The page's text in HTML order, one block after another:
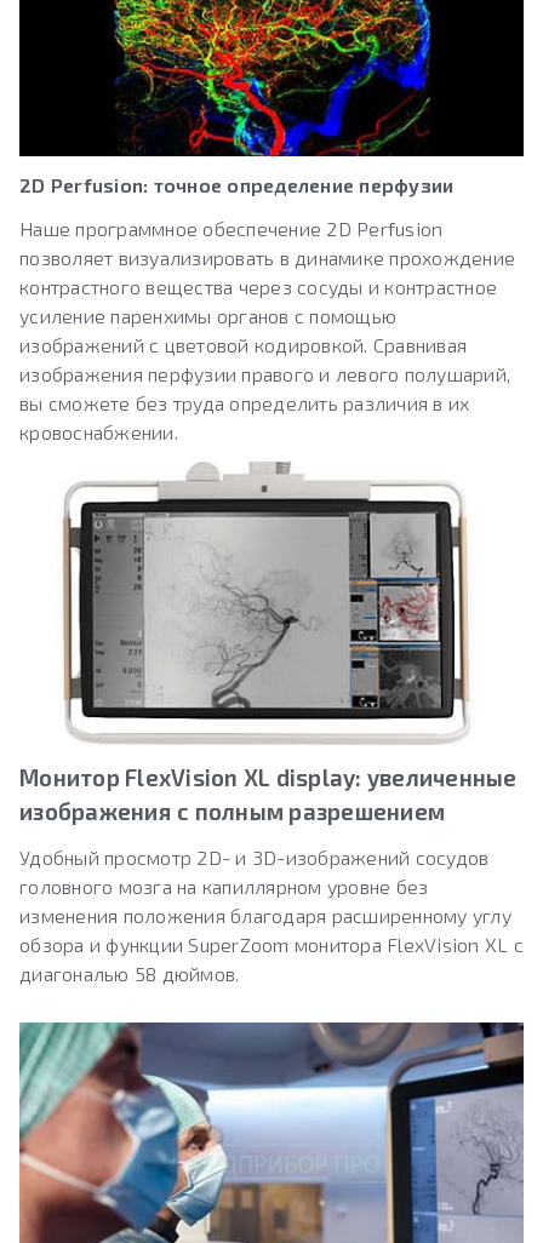
2D Perfusion: точное определение перфузии
Наше программное обеспечение 2D Perfusion
позволяет визуализировать в динамике прохождение
контрастного вещества через сосуды и контрастное
усиление паренхимы органов с помощью
изображений с цветовой кодировкой. Сравнивая
изображения перфузии правого и левого полушарий,
вы сможете без труда определить различия в их
кровоснабжении.
Монитор FlexVision XL display: увеличенные
изображения с полным разрешением
Удобный просмотр 2D- и 3D-изображений сосудов
головного мозга на капиллярном уровне без
изменения положения благодаря расширенному углу
обзора и функции SuperZoom монитора FlexVision XL с
диагональю 58 дюймов.